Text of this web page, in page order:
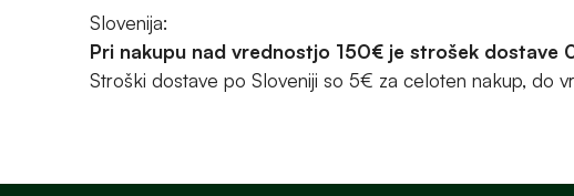
Slovenija:
Pri nakupu nad vrednostjo 150€ je strošek dostave
Stroški dostave po Sloveniji so 5€ za celoten nakup, do